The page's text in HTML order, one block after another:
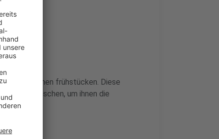
zusammen frühstücken. Diese
Menschen, um ihnen die